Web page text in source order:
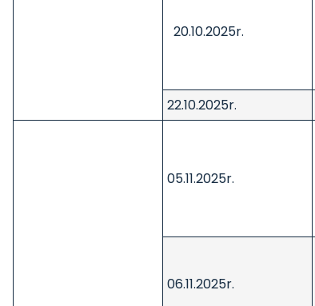
20.10.2025r.
22.10.2025r.
05.11.2025r.
06.11.2025r.